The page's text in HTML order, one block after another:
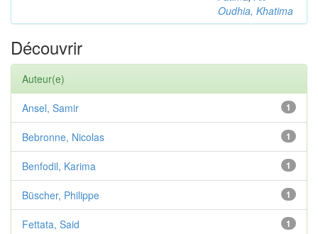
Oudhia, Khatima
Découvrir
Auteur(e)
1
Ansel, Samir
1
Bebronne, Nicolas
1
Benfodil, Karima
1
Büscher, Philippe
1
Fettata, Said